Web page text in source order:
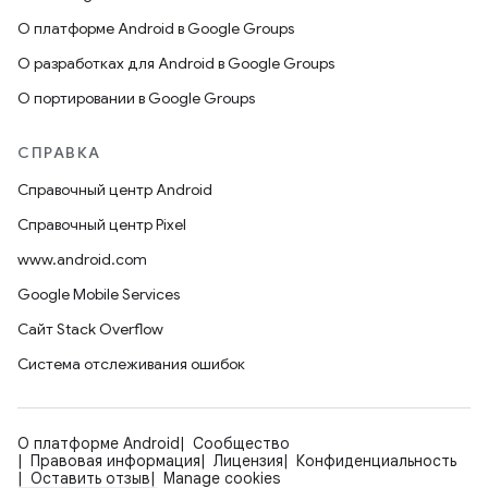
О платформе Android в Google Groups
О разработках для Android в Google Groups
О портировании в Google Groups
СПРАВКА
Справочный центр Android
Справочный центр Pixel
www.android.com
Google Mobile Services
Сайт Stack Overflow
Система отслеживания ошибок
О платформе Android
Сообщество
Правовая информация
Лицензия
Конфиденциальность
Оставить отзыв
Manage cookies